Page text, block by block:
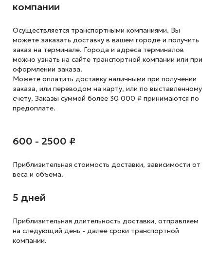
компании
Осуществляется транспортными компаниями. Вы
можете заказать доставку в вашем городе и получить
заказ на терминале. Города и адреса терминалов
можно узнать на сайте транспортной компании или при
оформлении заказа.
Можете оплатить доставку наличными при получении
заказа, или переводом на карту, или по выставленному
счету. Заказы суммой более 30 000 ₽ принимаются по
предоплате.
600 - 2500 ₽
Приблизительная стоимость доставки, зависимости от
веса и объема.
5 дней
Приблизительная длительность доставки, отправляем
на следующий день - далее сроки транспортной
компании.